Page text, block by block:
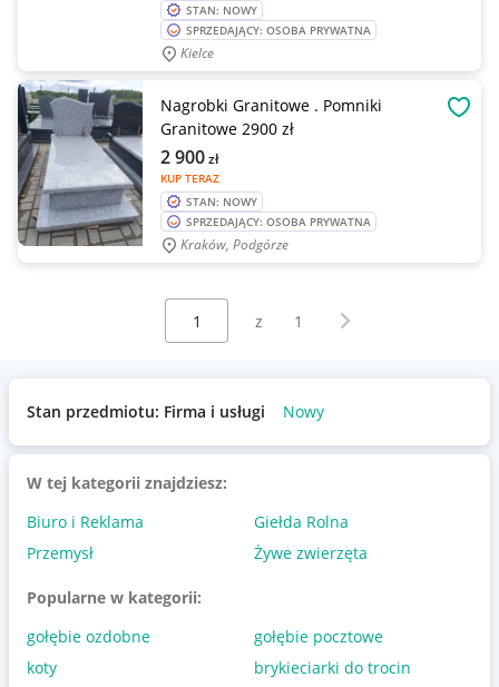
STAN: NOWY
SPRZEDAJĄCY: OSOBA PRYWATNA
Kielce
Nagrobki Granitowe . Pomniki
Granitowe 2900 zł
KUP TERAZ
2 900zł
STAN: NOWY
SPRZEDAJĄCY: OSOBA PRYWATNA
Kraków, Podgórze
Wybierz stronę:
z 1 Następna strona
Stan przedmiotu: Firma i usługi Nowy
W tej kategorii znajdziesz:
Biuro i Reklama
Giełda Rolna
Przemysł
Żywe zwierzęta
Popularne w kategorii:
gołębie ozdobne
gołębie pocztowe
koty
brykieciarki do trocin